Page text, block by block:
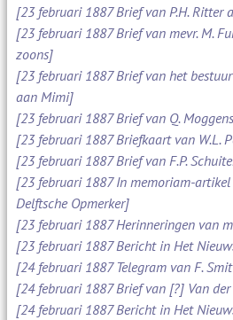
[23 februari 1887 Brief van P.H. Ritter
[23 februari 1887 Brief van mevr. M.
zoons]
[23 februari 1887 Brief van het bestuur
aan Mimi]
[23 februari 1887 Brief van Q.
[23 februari 1887 Briefkaart van W.L.
[23 februari 1887 Brief van F.P.
[23 februari 1887 In memoriam-artikel
Delftsche Opmerker]
[23 februari 1887 Herinneringen van
[23 februari 1887 Bericht in Het
[24 februari 1887 Telegram van F.
[24 februari 1887 Brief van [?] Van
[24 februari 1887 Bericht in Het